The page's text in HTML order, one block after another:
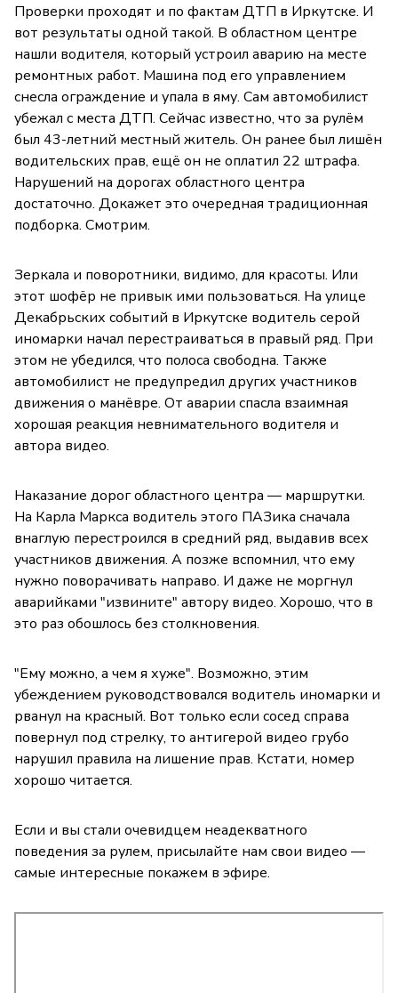
Проверки проходят и по фактам ДТП в Иркутске. И
вот результаты одной такой. В областном центре
нашли водителя, который устроил аварию на месте
ремонтных работ. Машина под его управлением
снесла ограждение и упала в яму. Сам автомобилист
убежал с места ДТП. Сейчас известно, что за рулём
был 43-летний местный житель. Он ранее был лишён
водительских прав, ещё он не оплатил 22 штрафа.
Нарушений на дорогах областного центра
достаточно. Докажет это очередная традиционная
подборка. Смотрим.
Зеркала и поворотники, видимо, для красоты. Или
этот шофёр не привык ими пользоваться. На улице
Декабрьских событий в Иркутске водитель серой
иномарки начал перестраиваться в правый ряд. При
этом не убедился, что полоса свободна. Также
автомобилист не предупредил других участников
движения о манёвре. От аварии спасла взаимная
хорошая реакция невнимательного водителя и
автора видео.
Наказание дорог областного центра — маршрутки.
На Карла Маркса водитель этого ПАЗика сначала
внаглую перестроился в средний ряд, выдавив всех
участников движения. А позже вспомнил, что ему
нужно поворачивать направо. И даже не моргнул
аварийками "извините" автору видео. Хорошо, что в
это раз обошлось без столкновения.
"Ему можно, а чем я хуже". Возможно, этим
убеждением руководствовался водитель иномарки и
рванул на красный. Вот только если сосед справа
повернул под стрелку, то антигерой видео грубо
нарушил правила на лишение прав. Кстати, номер
хорошо читается.
Если и вы стали очевидцем неадекватного
поведения за рулем, присылайте нам свои видео —
самые интересные покажем в эфире.